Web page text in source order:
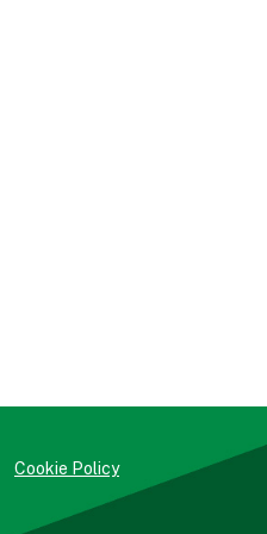
Cookie Policy